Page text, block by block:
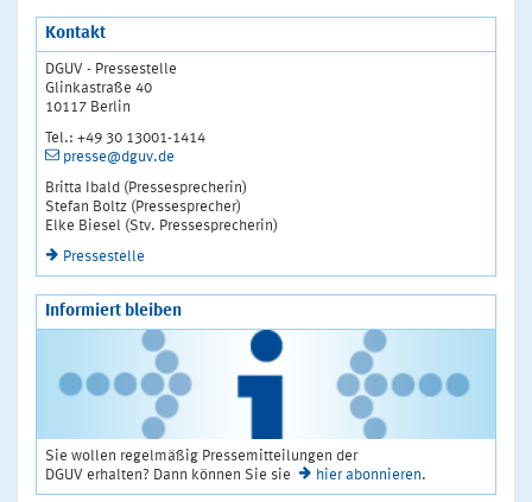
Kontakt
DGUV - Pressestelle
Glinkastraße 40
10117 Berlin
Tel.: +49 30 13001-1414
presse@dguv.de
Britta Ibald (Pressesprecherin)
Stefan Boltz (Pressesprecher)
Elke Biesel (Stv. Pressesprecherin)
Pressestelle
Informiert bleiben
Sie wollen regelmäßig Pressemitteilungen der
DGUV erhalten? Dann können Sie sie
hier abonnieren.